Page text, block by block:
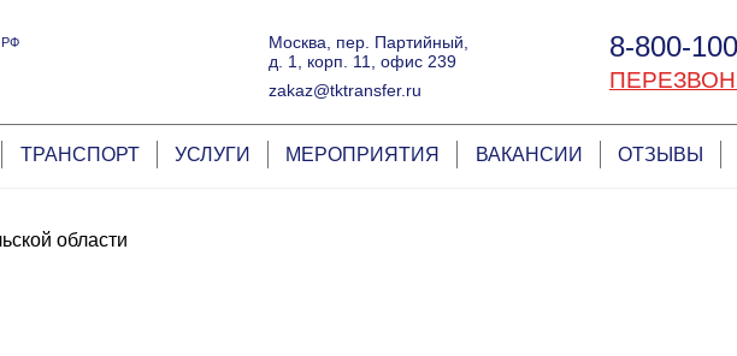
8-800-
Москва, пер. Партийный,
д. 1, корп. 11, офис 239
zakaz@tktransfer.ru
ТРАНСПОРТ УСЛУГИ МЕРОПРИЯТИЯ ВАКАНСИИ ОТЗЫВЫ
области